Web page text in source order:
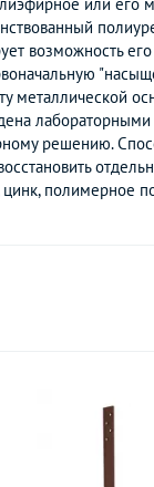
возможность
металлической
решению.
полимерное